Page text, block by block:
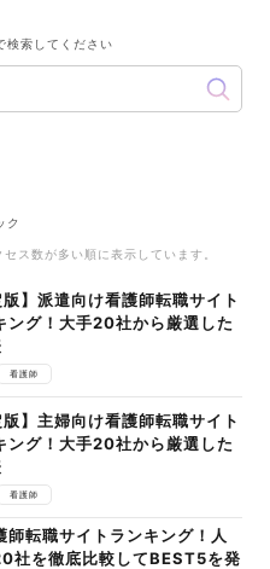
検索してください
ク
ス数が多い順に表示しています。
】派遣向け看護師転職サイト
ング！大手20社から厳選した
看護師
】主婦向け看護師転職サイト
ング！大手20社から厳選した
看護師
師転職サイトランキング！人
社を徹底比較してBEST5を発